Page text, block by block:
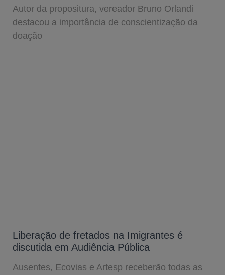
Autor da propositura, vereador Bruno Orlandi
destacou a importância de conscientização da
doação
Liberação de fretados na Imigrantes é
discutida em Audiência Pública
Ausentes, Ecovias e Artesp receberão todas as